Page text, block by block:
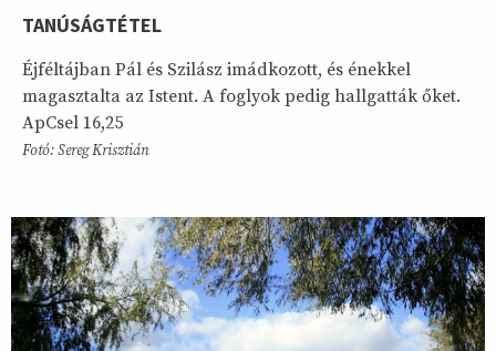
TANÚSÁGTÉTEL
Éjféltájban Pál és Szilász imádkozott, és énekkel
magasztalta az Istent. A foglyok pedig hallgatták őket.
ApCsel 16,25
Fotó: Sereg Krisztián